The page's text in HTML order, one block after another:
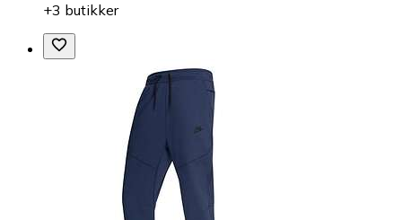
+3 butikker